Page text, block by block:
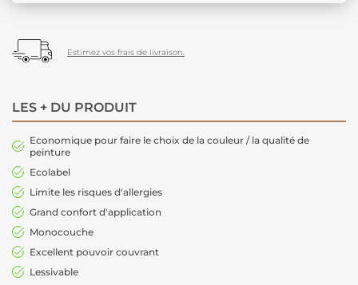
Estimez vos frais de livraison.
LES + DU PRODUIT
Economique pour faire le choix de la couleur / la qualité de
peinture
Ecolabel
Limite les risques d'allergies
Grand confort d'application
Monocouche
Excellent pouvoir couvrant
Lessivable